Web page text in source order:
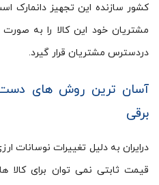
کشور سازنده این تجهیز دانمارک
مشتریان خود این کالا را به صورت
دردسترس مشتریان قرار گیرد.
آسان ترین روش های
برقی
درایران به دلیل تغییرات نوسانات
قیمت ثابتی نمی توان برای کالا